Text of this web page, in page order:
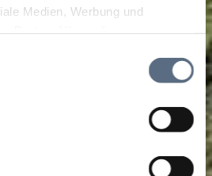
Medien, Werbung und
bereitgestellt haben oder die
der Dienste gesammelt